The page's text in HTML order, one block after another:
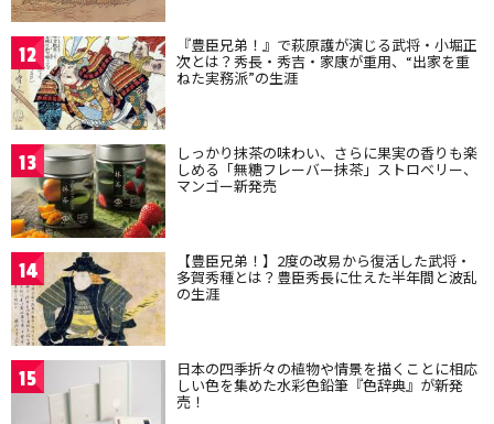
12 『豊臣兄弟！』で萩原護が演じる武将・小堀正
次とは？秀長・秀吉・家康が重用、“出家を重
ねた実務派”の生涯
13 しっかり抹茶の味わい、さらに果実の香りも楽
しめる「無糖フレーバー抹茶」ストロベリー、
マンゴー新発売
14 【豊臣兄弟！】2度の改易から復活した武将・
多賀秀種とは？豊臣秀長に仕えた半年間と波乱
の生涯
15 日本の四季折々の植物や情景を描くことに相応
しい色を集めた水彩色鉛筆『色辞典』が新発
売！